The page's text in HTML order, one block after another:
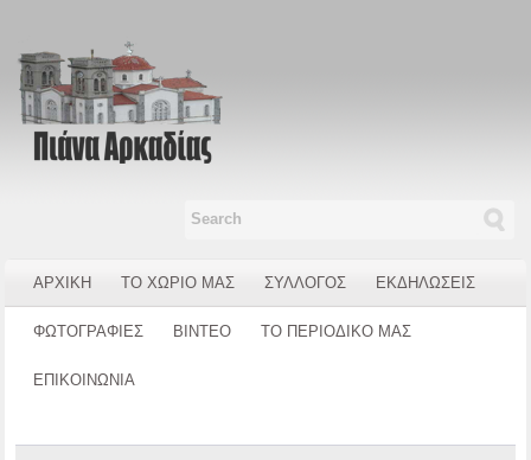
ΑΡΧΙΚΗ ΤΟ ΧΩΡΙΟ ΜΑΣ ΣΥΛΛΟΓΟΣ ΕΚΔΗΛΩΣΕΙΣ
ΦΩΤΟΓΡΑΦΙΕΣ ΒΙΝΤΕΟ ΤΟ ΠΕΡΙΟΔΙΚΟ ΜΑΣ
ΕΠΙΚΟΙΝΩΝΙΑ